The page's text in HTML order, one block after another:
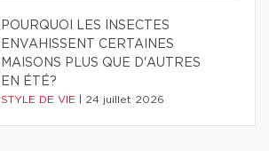
POURQUOI LES INSECTES
ENVAHISSENT CERTAINES
MAISONS PLUS QUE D'AUTRES
EN ÉTÉ?
STYLE DE VIE 24 juillet 2026